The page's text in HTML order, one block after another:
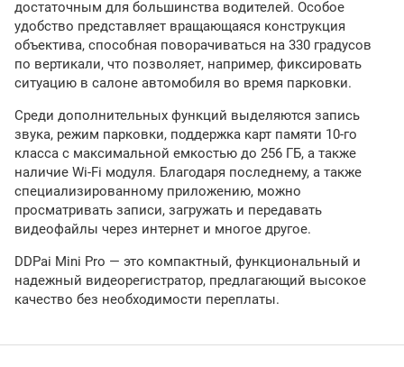
достаточным для большинства водителей. Особое
удобство представляет вращающаяся конструкция
объектива, способная поворачиваться на 330 градусов
по вертикали, что позволяет, например, фиксировать
ситуацию в салоне автомобиля во время парковки.
Среди дополнительных функций выделяются запись
звука, режим парковки, поддержка карт памяти 10-го
класса с максимальной емкостью до 256 ГБ, а также
наличие Wi-Fi модуля. Благодаря последнему, а также
специализированному приложению, можно
просматривать записи, загружать и передавать
видеофайлы через интернет и многое другое.
DDPai Mini Pro — это компактный, функциональный и
надежный видеорегистратор, предлагающий высокое
качество без необходимости переплаты.